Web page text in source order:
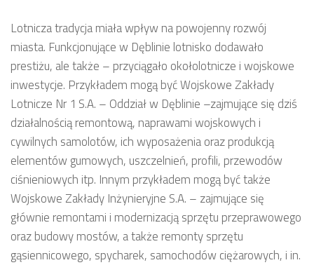
Lotnicza tradycja miała wpływ na powojenny rozwój
miasta. Funkcjonujące w Dęblinie lotnisko dodawało
prestiżu, ale także – przyciągało okołolotnicze i wojskowe
inwestycje. Przykładem mogą być Wojskowe Zakłady
Lotnicze Nr 1 S.A. – Oddział w Dęblinie –zajmujące się dziś
działalnością remontową, naprawami wojskowych i
cywilnych samolotów, ich wyposażenia oraz produkcją
elementów gumowych, uszczelnień, profili, przewodów
ciśnieniowych itp. Innym przykładem mogą być także
Wojskowe Zakłady Inżynieryjne S.A. – zajmujące się
głównie remontami i modernizacją sprzętu przeprawowego
oraz budowy mostów, a także remonty sprzętu
gąsiennicowego, spycharek, samochodów ciężarowych, i in.